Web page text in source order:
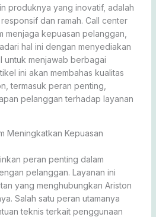
produknya yang inovatif, adalah
dan ramah. Call center
menjaga kepuasan pelanggan,
hal ini dengan menyediakan
untuk menjawab berbagai
ini akan membahas kualitas
termasuk peran penting,
pelanggan terhadap layanan
Meningkatkan Kepuasan
peran penting dalam
pelanggan. Layanan ini
yang menghubungkan Ariston
Salah satu peran utamanya
teknis terkait penggunaan